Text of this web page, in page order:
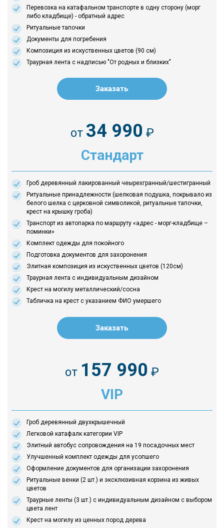
Перевозка на катафальном транспорте в одну сторону (морг
либо кладбище) - обратный адрес
Ритуальные тапочки
Документы для погребения
Композиция из искуственных цветов (90 см)
Траурная лента с надписью "От родных и близких"
Заказать
от 34 990 ₽
Стандарт
Гроб деревянный лакированный чеырехгранный/шестигранный
Ритуальные принадлежности (шелковая подушка, покрывало из
белого шелка с церковной символикой, ритуальные тапочки,
крест на крышку гроба)
Транспорт из автопарка по маршруту «адрес - морг-кладбище –
поминки»
Комплект одежды для покойного
Подготовка документов для захоронения
Элитная композиция из искуственных цветов (120см)
Траурная лента с индивидуальным дизайном
Крест на могилу металлический/сосна
Табличка на крест с указанием ФИО умершего
Заказать
от 157 990 ₽
VIP
Гроб деревянный двухкрышечный
Легковой катафалк категории VIP
Элитный автобус сопровождения на 19 посадочных мест
Улучшенный комплект одежды для усопшего
Оформление документов для организации захоронения
Ритуальные венки (2 шт.) и эксклюзивная корзина из живых
цветов
Траурные ленты (3 шт.) с индивидуальным дизайном с выбором
цвета лент
Крест на могилу из ценных пород дерева